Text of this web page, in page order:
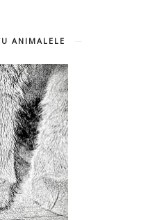
ANIMALELE